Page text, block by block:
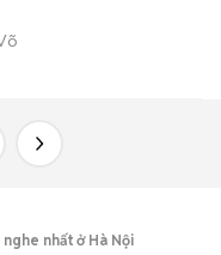
nhất ở Hà Nội